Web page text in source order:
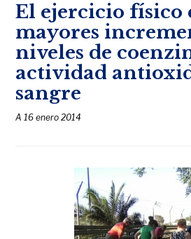
El ejercicio físico
mayores
niveles de
actividad
sangre
A16 enero 2014